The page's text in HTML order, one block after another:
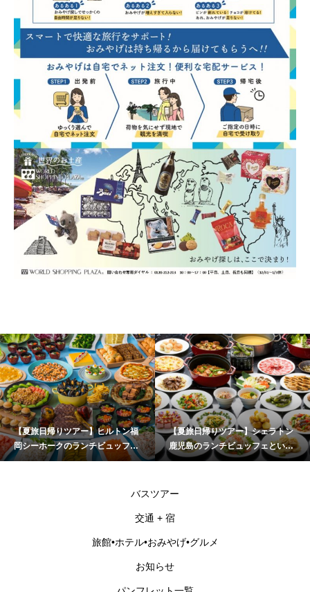
【夏旅日帰りツアー】シェラトン
鹿児島のランチビュッフェといお
ワールドかごしま水族館
【夏旅日帰りツアー】糸島めぐり
(一蘭の森･伊都菜彩･杉能舎)＆海
乃御馳走「玄海灘ちらし重」ラン
バスツアー
交通 + 宿
旅館•ホテル•おみやげ•グルメ
お知らせ